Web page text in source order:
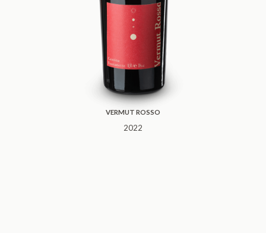
VERMUT ROSSO
2022